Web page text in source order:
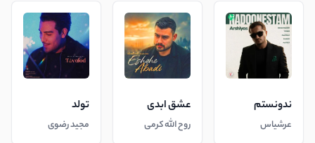
ندونستم
عرشیاس
عشق ابدی
روح الله کرمی
تولد
مجید رضوی